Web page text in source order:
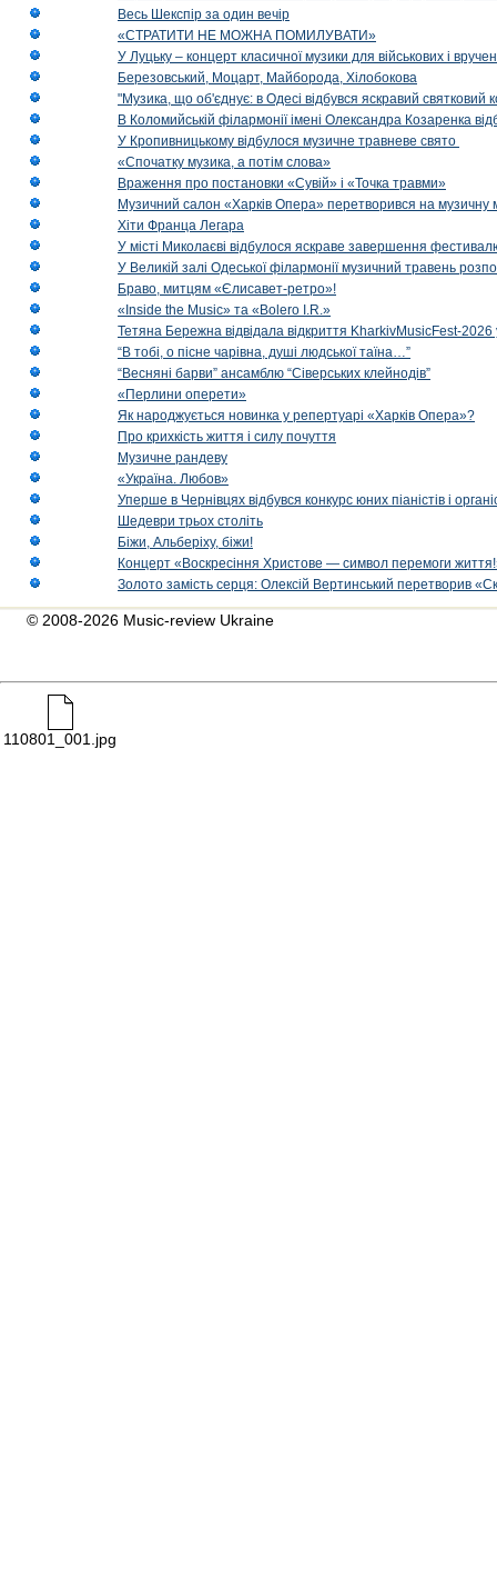
Весь Шекспір за один вечір
«СТРАТИТИ НЕ МОЖНА ПОМИЛУВАТИ»
У Луцьку – концерт класичної музики для військових і
Березовський, Моцарт, Майборода, Хілобокова
"Музика, що об'єднує: в Одесі відбувся яскравий
В Коломийській філармонії імені Олександра Козаренка
У Кропивницькому відбулося музичне травневе свято
«Спочатку музика, а потім слова»
Враження про постановки «Сувій» і «Точка травми»
Музичний салон «Харків Опера» перетворився на музичну
Хіти Франца Легара
У місті Миколаєві відбулося яскраве завершення
У Великій залі Одеської філармонії музичний травень
Браво, митцям «Єлисавет-ретро»!
«Inside the Music» та «Bolero I.R.»
Тетяна Бережна відвідала відкриття KharkivMusicFest-2026
“В тобі, о пісне чарівна, душі людської таїна…”
“Весняні барви” ансамблю “Сіверських клейнодів”
«Перлини оперети»
Як народжується новинка у репертуарі «Харків Опера»?
Про крихкість життя і силу почуття
Музичне рандеву
«Україна. Любов»
Уперше в Чернівцях відбувся конкурс юних піаністів і
Шедеври трьох століть
Біжи, Альберіху, біжи!
Концерт «Воскресіння Христове — символ перемоги
Золото замість серця: Олексій Вертинський перетворив
© 2008-2026 Music-review Ukraine
110801_001.jpg